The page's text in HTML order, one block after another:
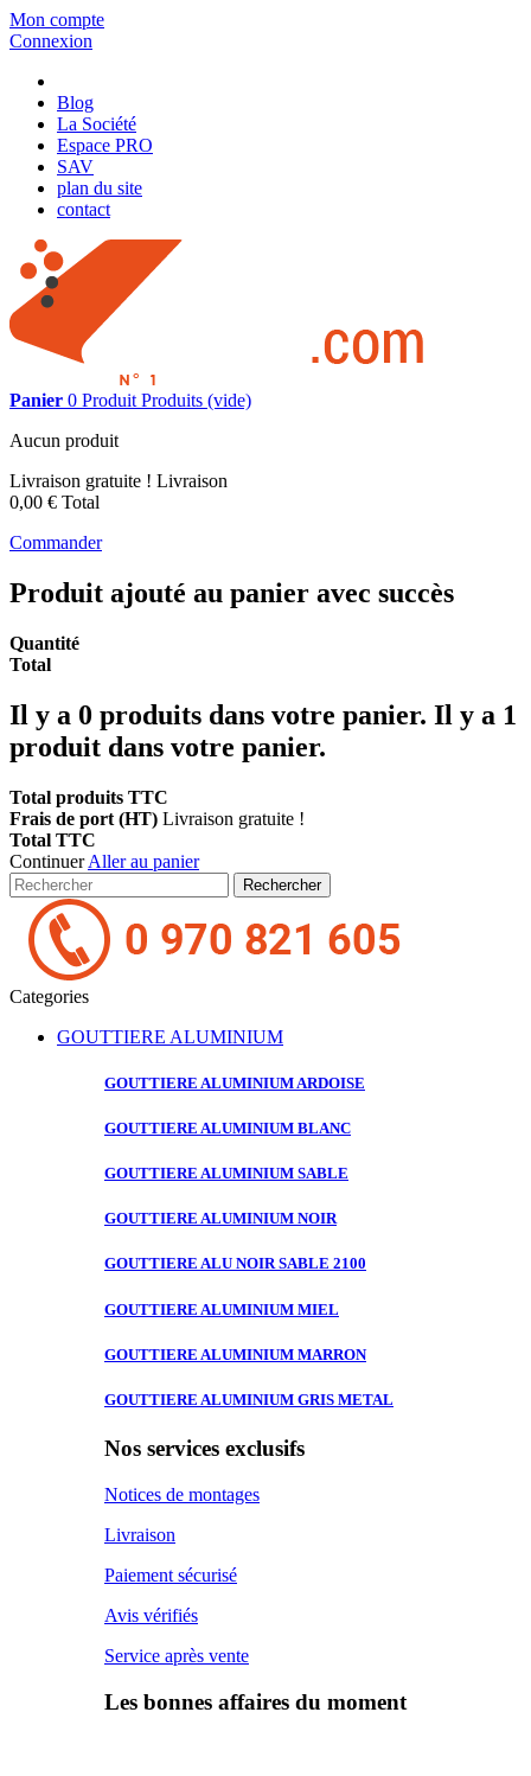
Mon compte
Connexion
Blog
La Société
Espace PRO
SAV
plan du site
contact
Panier 0 Produit Produits (vide)
Aucun produit
Livraison gratuite ! Livraison
0,00 € Total
Commander
Produit ajouté au panier avec succès
Quantité
Total
Il y a 0 produits dans votre panier. Il y a 1
produit dans votre panier.
Total produits TTC
Frais de port (HT) Livraison gratuite !
Total TTC
ContinuerAller au panier
Rechercher
Categories
GOUTTIERE ALUMINIUM
GOUTTIERE ALUMINIUM ARDOISE
GOUTTIERE ALUMINIUM BLANC
GOUTTIERE ALUMINIUM SABLE
GOUTTIERE ALUMINIUM NOIR
GOUTTIERE ALU NOIR SABLE 2100
GOUTTIERE ALUMINIUM MIEL
GOUTTIERE ALUMINIUM MARRON
GOUTTIERE ALUMINIUM GRIS METAL
Nos services exclusifs
Notices de montages
Livraison
Paiement sécurisé
Avis vérifiés
Service après vente
Les bonnes affaires du moment